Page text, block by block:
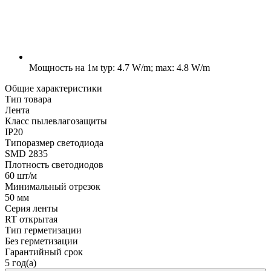
Мощность на 1м typ: 4.7 W/m; max: 4.8 W/m
Общие характеристики
Тип товара
Лента
Класс пылевлагозащиты
IP20
Типоразмер светодиода
SMD 2835
Плотность светодиодов
60 шт/м
Минимальный отрезок
50 мм
Серия ленты
RT открытая
Тип герметизации
Без герметизации
Гарантийный срок
5 год(а)